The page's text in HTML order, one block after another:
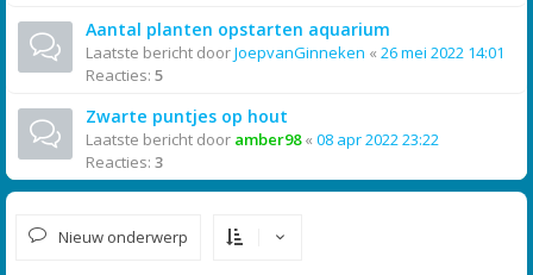
Aantal planten opstarten aquarium
Laatste bericht doorJoepvanGinneken « 26 mei 2022 14:01
Reacties: 5
Zwarte puntjes op hout
Laatste bericht door amber98« 08 apr 2022 23:22
Reacties: 3
Nieuw onderwerp